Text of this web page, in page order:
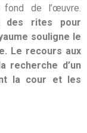
de l’œuvre.
des rites pour
souligne le
Le recours aux
recherche d’un
la cour et les